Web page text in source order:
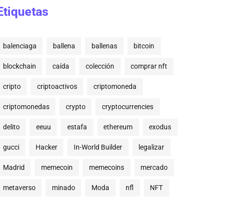
balenciaga ballena ballenas bitcoin
blockchain caída colección comprar nft
cripto criptoactivos criptomoneda
criptomonedas crypto cryptocurrencies
delito eeuu estafa ethereum exodus
gucci Hacker In-World Builder legalizar
Madrid memecoin memecoins mercado
metaverso minado Moda nfl NFT